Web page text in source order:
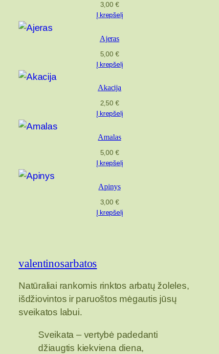
3,00 €
Į krepšelį
Ajeras
5,00 €
Į krepšelį
Akacija
2,50 €
Į krepšelį
Amalas
5,00 €
Į krepšelį
Apinys
3,00 €
Į krepšelį
valentinosarbatos
Natūraliai rankomis rinktos arbatų žoleles,
išdžiovintos ir paruoštos mėgautis jūsų
sveikatos labui.
Sveikata – vertybė padedanti
džiaugtis kiekviena diena,